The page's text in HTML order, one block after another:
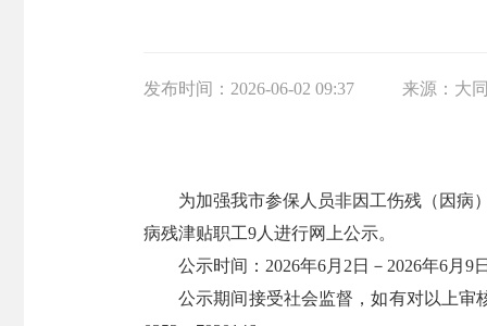
发布时间： 2026-06-02 09:37 来源： 大
为加强我市参保人员非因工伤残（因病
病残津贴职工9人进行网上公示。
公示时间：2026年6月2日－2026年6月9日
公示期间接受社会监督，如有对以上审